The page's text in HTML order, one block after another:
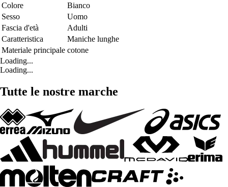
Colore
Bianco
Sesso
Uomo
Fascia d'età
Adulti
Caratteristica
Maniche lunghe
Materiale principale cotone
Loading...
Loading...
Tutte le nostre marche